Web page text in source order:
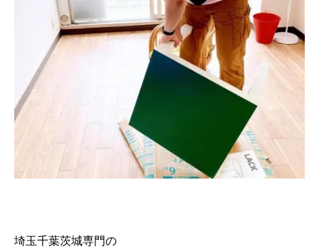
埼玉千葉茨城専門の